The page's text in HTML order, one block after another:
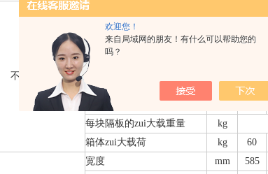
欢迎您！
来自局域网的朋友！有什么可以帮助您的
吗？
不锈钢内腔
体积
高度
深度（带风扇，减39mm）
不锈钢格栅板（标准配置）
1
zui大搁板数
每块隔板的zui大载重量
kg
箱体zui大载荷
kg 60
宽度 mm 585